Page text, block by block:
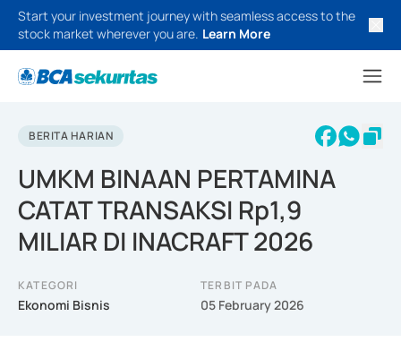
Start your investment journey with seamless access to the
stock market wherever you are. Learn More
BERITA HARIAN
UMKM BINAAN PERTAMINA
CATAT TRANSAKSI Rp1,9
MILIAR DI INACRAFT 2026
KATEGORI
Ekonomi Bisnis
TERBIT PADA
05 February 2026